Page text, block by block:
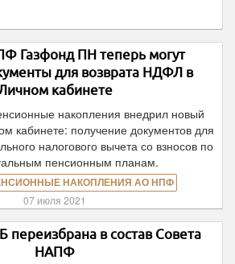
Газфонд ПН теперь могут
для возврата НДФЛ в
кабинете
накопления внедрил новый
кабинете: получение документов для
налогового вычета со взносов по
пенсионным планам.
НАКОПЛЕНИЯ АО НПФ
07 июля 2021
переизбрана в состав Совета
НАПФ